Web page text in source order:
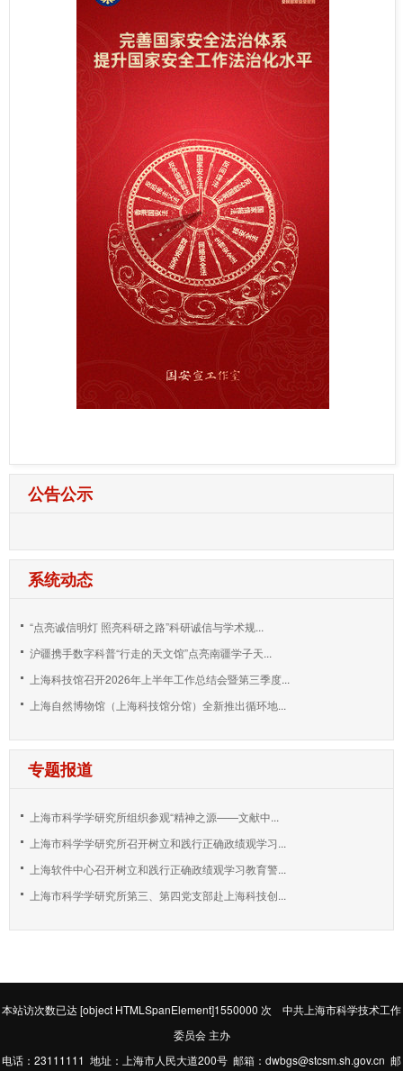
公告公示
系统动态
“点亮诚信明灯 照亮科研之路”科研诚信与学术规...
沪疆携手数字科普“行走的天文馆”点亮南疆学子天...
上海科技馆召开2026年上半年工作总结会暨第三季度...
上海自然博物馆（上海科技馆分馆）全新推出循环地...
专题报道
上海市科学学研究所组织参观“精神之源——文献中...
上海市科学学研究所召开树立和践行正确政绩观学习...
上海软件中心召开树立和践行正确政绩观学习教育警...
上海市科学学研究所第三、第四党支部赴上海科技创...
本站访次数已达[object HTMLSpanElement]1550000 次 中共上海市科学技术工作
委员会 主办
电话：23111111 地址：上海市人民大道200号 邮箱：dwbgs@stcsm.sh.gov.cn 邮